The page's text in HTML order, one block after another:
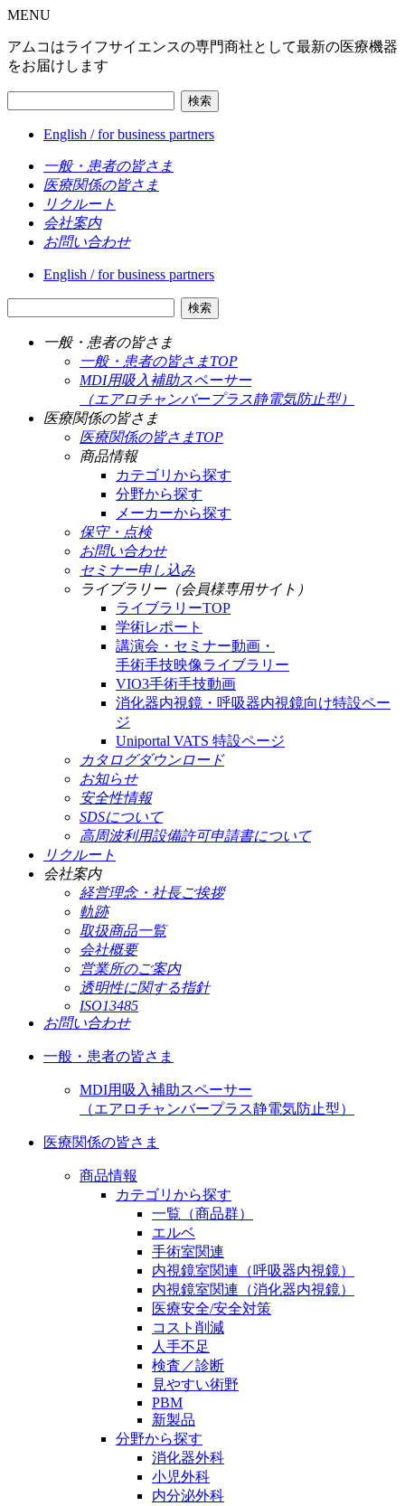
MENU
アムコはライフサイエンスの専門商社として最新の医療機器
をお届けします
検索
English / for business partners
一般・患者の皆さま
医療関係の皆さま
リクルート
会社案内
お問い合わせ
English / for business partners
検索
一般・患者の皆さま
一般・患者の皆さまTOP
MDI用吸入補助スペーサー
（エアロチャンバープラス静電気防止型）
医療関係の皆さま
医療関係の皆さまTOP
商品情報
カテゴリから探す
分野から探す
メーカーから探す
保守・点検
お問い合わせ
セミナー申し込み
ライブラリー（会員様専用サイト）
ライブラリーTOP
学術レポート
講演会・セミナー動画・
手術手技映像ライブラリー
VIO3手術手技動画
消化器内視鏡・呼吸器内視鏡向け特設ペー
ジ
Uniportal VATS 特設ページ
カタログダウンロード
お知らせ
安全性情報
SDSについて
高周波利用設備許可申請書について
リクルート
会社案内
経営理念・社長ご挨拶
軌跡
取扱商品一覧
会社概要
営業所のご案内
透明性に関する指針
ISO13485
お問い合わせ
一般・患者の皆さま
MDI用吸入補助スペーサー
（エアロチャンバープラス静電気防止型）
医療関係の皆さま
商品情報
カテゴリから探す
一覧（商品群）
エルベ
手術室関連
内視鏡室関連（呼吸器内視鏡）
内視鏡室関連（消化器内視鏡）
医療安全/安全対策
コスト削減
人手不足
検査／診断
見やすい術野
PBM
新製品
分野から探す
消化器外科
小児外科
内分泌外科